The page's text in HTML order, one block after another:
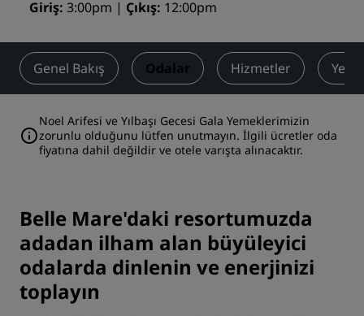
Giriş 3:00pm Çıkış 12:00pm
Genel Bakış Odalar Hizmetler
Noel Arifesi ve Yılbaşı Gecesi Gala Yemeklerimizin
zorunlu olduğunu lütfen unutmayın. İlgili ücretler oda
fiyatına dahil değildir ve otele varışta alınacaktır.
Belle Mare'daki resortumuzda
adadan ilham alan büyüleyici
odalarda dinlenin ve enerjinizi
toplayın